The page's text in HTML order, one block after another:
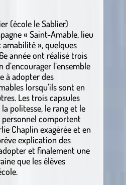
(école le Sablier)
« Saint-Amable, lieu
amabilité », quelques
année ont réalisé trois
l’ensemble
à adopter des
lorsqu’ils sont en
Les trois capsules
politesse, le rang et le
personnel comportent
Chaplin exagérée et en
explication des
et finalement une
que les élèves